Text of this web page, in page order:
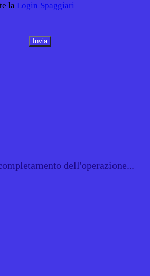
la Login Spaggiari
dell'operazione...